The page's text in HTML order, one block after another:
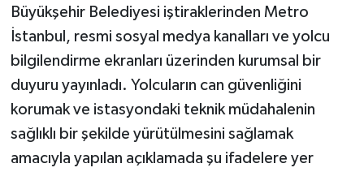
Büyükşehir Belediyesi iştiraklerinden Metro
İstanbul, resmi sosyal medya kanalları ve yolcu
bilgilendirme ekranları üzerinden kurumsal bir
duyuru yayınladı. Yolcuların can güvenliğini
korumak ve istasyondaki teknik müdahalenin
sağlıklı bir şekilde yürütülmesini sağlamak
amacıyla yapılan açıklamada şu ifadelere yer